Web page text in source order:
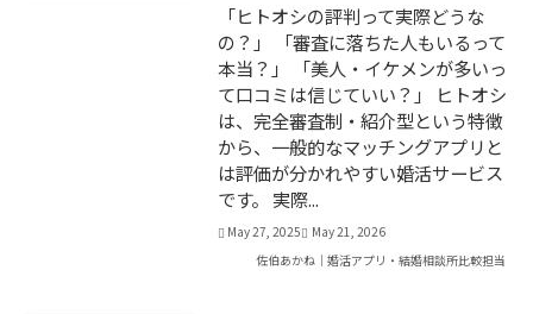
「ヒトオシの評判って実際どうな
の？」 「審査に落ちた人もいるって
本当？」 「美人・イケメンが多いっ
て口コミは信じていい？」 ヒトオシ
は、完全審査制・紹介型という特徴
から、一般的なマッチングアプリと
は評価が分かれやすい婚活サービス
です。 実際...
May 27, 2025
May 21, 2026
佐伯あかね｜婚活アプリ・結婚相談所比較担当